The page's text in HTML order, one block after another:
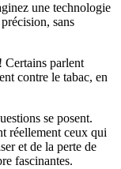
une technologie
sans
Certains parlent
contre le tabac, en
se posent.
réellement ceux qui
et de la perte de
fascinantes.